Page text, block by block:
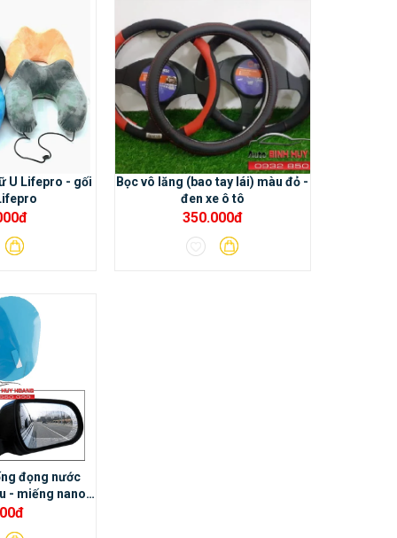
U Lifepro - gối
Bọc vô lăng (bao tay lái) màu đỏ -
đen xe ô tô
350.000đ
đọng nước
- miếng nano
hậu xe ô tô